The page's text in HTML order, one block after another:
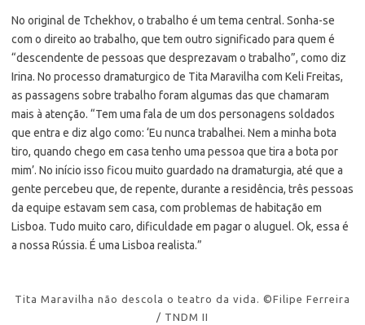
No original de Tchekhov, o trabalho é um tema central. Sonha-se
com o direito ao trabalho, que tem outro significado para quem é
“descendente de pessoas que desprezavam o trabalho”, como diz
Irina. No processo dramaturgico de Tita Maravilha com Keli Freitas,
as passagens sobre trabalho foram algumas das que chamaram
mais à atenção. “Tem uma fala de um dos personagens soldados
que entra e diz algo como: ‘Eu nunca trabalhei. Nem a minha bota
tiro, quando chego em casa tenho uma pessoa que tira a bota por
mim’. No início isso ficou muito guardado na dramaturgia, até que a
gente percebeu que, de repente, durante a residência, três pessoas
da equipe estavam sem casa, com problemas de habitação em
Lisboa. Tudo muito caro, dificuldade em pagar o aluguel. Ok, essa é
a nossa Rússia. É uma Lisboa realista.”
Tita Maravilha não descola o teatro da vida. ©Filipe Ferreira
/ TNDM II